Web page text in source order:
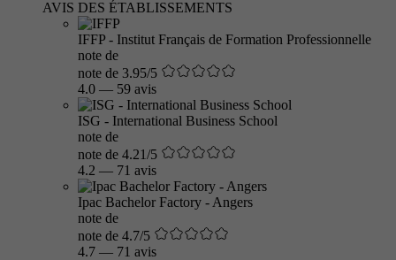
AVIS DES ÉTABLISSEMENTS
IFFP - Institut Français de Formation Professionnelle
note de
note de 3.95/5
4.0 — 59 avis
ISG - International Business School
note de
note de 4.21/5
4.2 — 71 avis
Ipac Bachelor Factory - Angers
note de
note de 4.7/5
4.7 — 71 avis